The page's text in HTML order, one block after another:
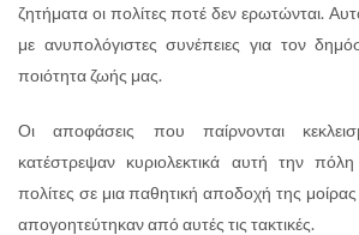
ζητήματα οι πολίτες ποτέ δεν ερωτώνται.
με ανυπολόγιστες συνέπειες για τον
ποιότητα ζωής μας.
Οι αποφάσεις που παίρνονται
κατέστρεψαν κυριολεκτικά αυτή την
πολίτες σε μια παθητική αποδοχή της
απογοητεύτηκαν από αυτές τις τακτικές.